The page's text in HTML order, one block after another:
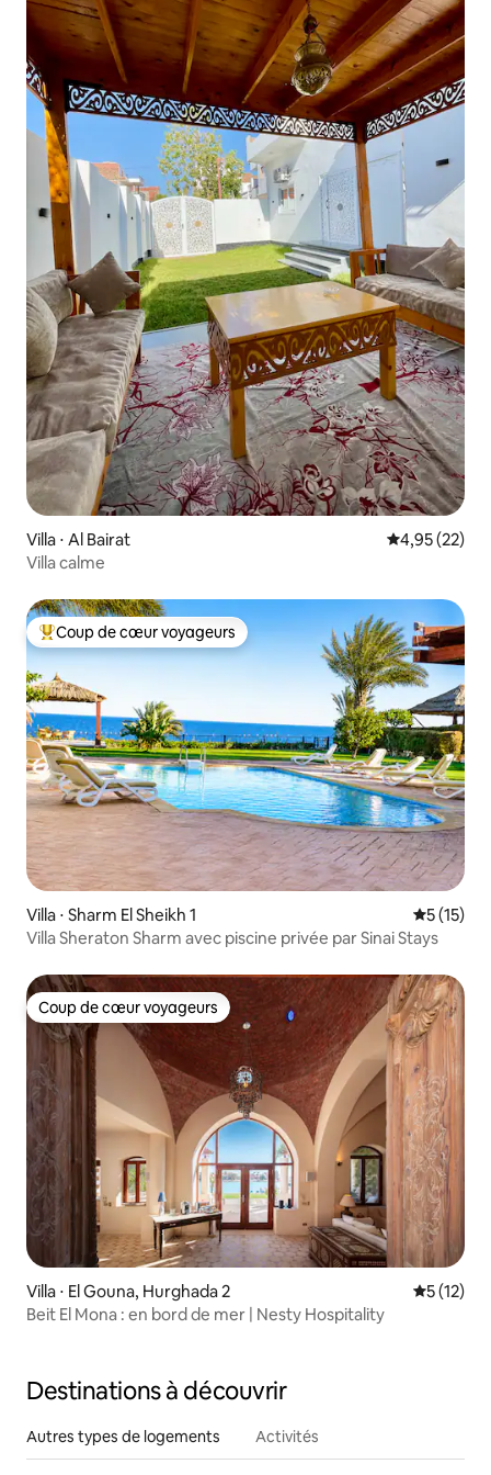
Villa ⋅ Al Bairat Évaluation
4,95 (22)
Villa calme
Coups de cœur voyageurs les plus appréciés
Coup de cœur voyageurs
Villa ⋅ Sharm El Sheikh 1
5 (15)
Villa Sheraton Sharm avec piscine privée par Sinai Stays
Coup de cœur voyageurs
Coup de cœur voyageurs
Villa ⋅ El Gouna, Hurghada 2
5 (12)
Beit El Mona : en bord de mer | Nesty Hospitality
Destinations à découvrir
Autres types de logements Activités